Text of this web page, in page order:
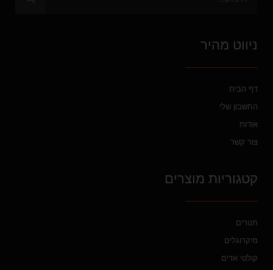
ניווט מהיר
דף הבית
החשבון שלי
אודות
צור קשר
קטגוריות מוצרים
תנורים
מיקרוגלים
קולטי אדים